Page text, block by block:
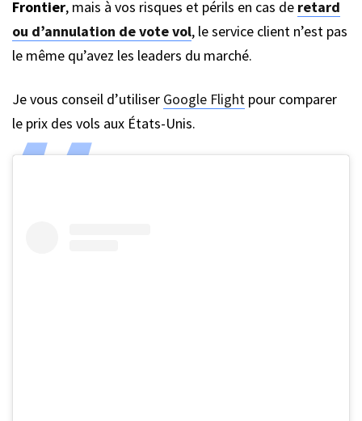
Frontier, mais à vos risques et périls en cas de retard
ou d’annulation de vote vol, le service client n’est pas
le même qu’avez les leaders du marché.
Je vous conseil d’utiliser Google Flight pour comparer
le prix des vols aux États-Unis.